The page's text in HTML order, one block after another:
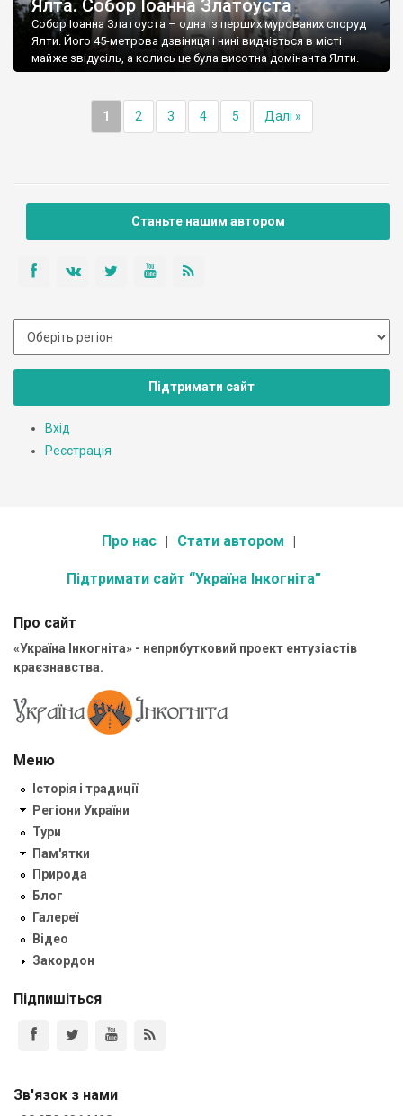
Ялта. Собор Іоанна Златоуста
Собор Іоанна Златоуста – одна із перших мурованих споруд
Ялти. Його 45-метрова дзвіниця і нині видніється в місті
майже звідусіль, а колись це була висотна домінанта Ялти.
1 2 3 4 5 Далі »
Станьте нашим автором
Підтримати сайт
Вхід
Реєстрація
Про нас Стати автором
Підтримати сайт “Україна Інкогніта”
Про сайт
«Україна Інкогніта» - неприбутковий проект ентузіастів
краєзнавства.
Меню
Історія і традиції
Регіони України
Тури
Пам'ятки
Природа
Блог
Галереї
Відео
Закордон
Підпишіться
Зв'язок з нами